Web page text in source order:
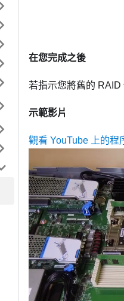
在您完成之後
若指示您將舊的 RAID
示範影片
觀看 YouTube 上的程